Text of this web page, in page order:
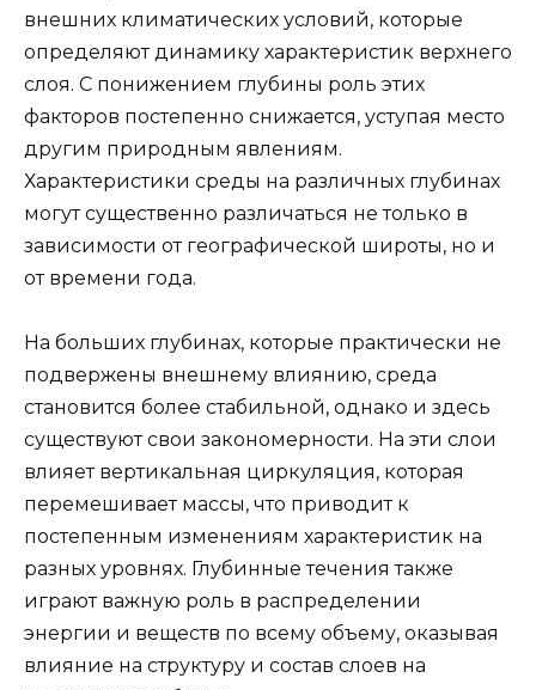
внешних климатических условий, которые
определяют динамику характеристик верхнего
слоя. С понижением глубины роль этих
факторов постепенно снижается, уступая место
другим природным явлениям.
Характеристики среды на различных глубинах
могут существенно различаться не только в
зависимости от географической широты, но и
от времени года.
На больших глубинах, которые практически не
подвержены внешнему влиянию, среда
становится более стабильной, однако и здесь
существуют свои закономерности. На эти слои
влияет вертикальная циркуляция, которая
перемешивает массы, что приводит к
постепенным изменениям характеристик на
разных уровнях. Глубинные течения также
играют важную роль в распределении
энергии и веществ по всему объему, оказывая
влияние на структуру и состав слоев на